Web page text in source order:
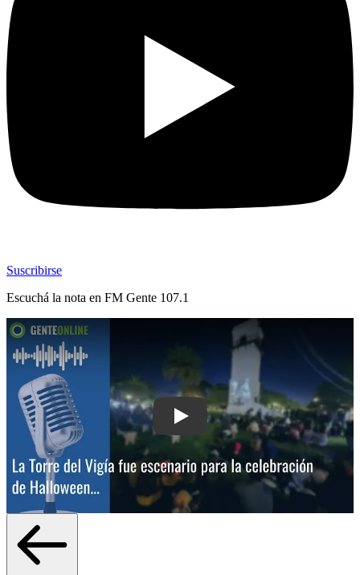
Suscribirse
Escuchá la nota en FM Gente 107.1
Play: La Torre del Vigía fue escenario